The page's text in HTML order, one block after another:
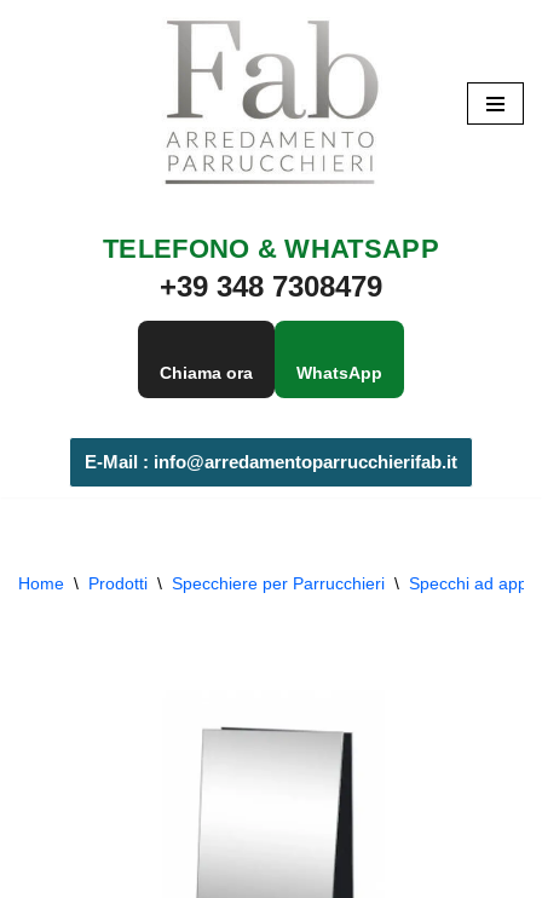
TELEFONO & WHATSAPP
+39 348 7308479
Chiama ora WhatsApp
E-Mail : info@arredamentoparrucchierifab.it
Home \ Prodotti \ Specchiere per Parrucchieri \ Specchi ad